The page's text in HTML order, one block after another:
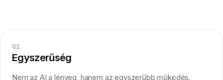
01
Egyszerűség
Nem az AI a lényeg, hanem az egyszerűbb működés.